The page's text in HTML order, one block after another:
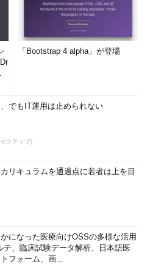
。
変更］というリンクをクリック
定画面が表示されるので、ハイブ
「Bootstrap 4 alpha」が登場
でもIT運用は止められない
クティブ)
リキュラムを通過点に若者は上を目
になった医療向けOSSの多様な活用
、臨床試験データ解析、日本語医
フォーム、画...